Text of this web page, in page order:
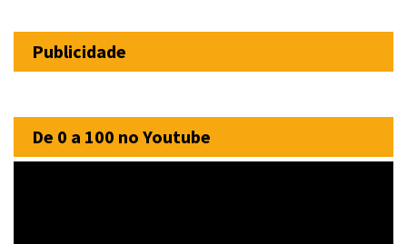
Publicidade
De 0 a 100 no Youtube